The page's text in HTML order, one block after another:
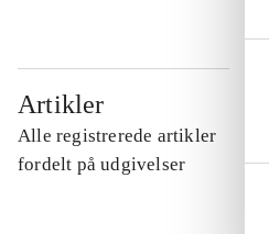
Artikler
Alle registrerede artikler
fordelt på udgivelser